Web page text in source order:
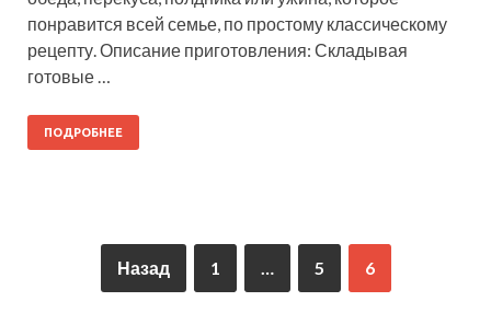
понравится всей семье, по простому классическому
рецепту. Описание приготовления: Складывая
готовые …
ПОДРОБНЕЕ
Назад 1 … 5 6